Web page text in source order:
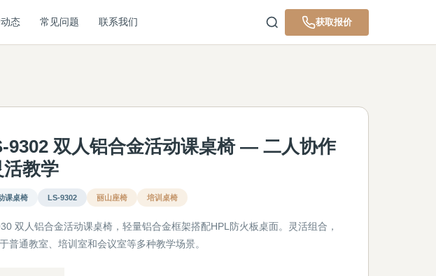
态 常见问题 联系我们 获取报价
9302 双人铝合金活动课桌椅 — 二人协作
活教学
课桌椅 LS-9302 丽山座椅 培训桌椅
双人铝合金活动课桌椅，轻量铝合金框架搭配HPL防火板桌面。灵活组合，
普通教室、培训室和会议室等多种教学场景。